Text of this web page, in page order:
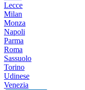
Lecce
Milan
Monza
Napoli
Parma
Roma
Sassuolo
Torino
Udinese
Venezia